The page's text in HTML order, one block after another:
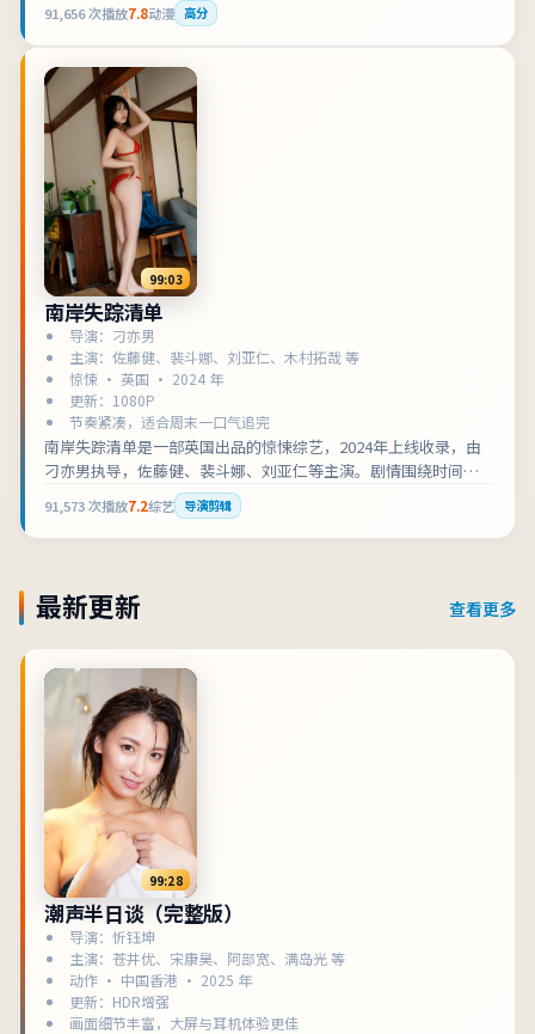
索「美国科幻」「动漫在线观看」的观众收藏补片。影片兼顾叙
91,656次播放7.8动漫 高分
99:03
南岸失踪清单
导演：刁亦男
主演：佐藤健、裴斗娜、刘亚仁、木村拓哉 等
惊悚 · 英国 · 2024 年
更新：1080P
节奏紧凑，适合周末一口气追完
南岸失踪清单是一部英国出品的惊悚综艺，2024年上线收录，由
刁亦男执导，佐藤健、裴斗娜、刘亚仁等主演。剧情围绕时间线
反复交错，情绪在克制与爆发之间摇摆展开，适合检索「英国惊
悚」「综艺在线观看」的观众收藏补片。影片兼顾叙事张力与人
物刻画，可作为惊悚类型片单中的口碑之选。
91,573次播放7.2综艺 导演剪辑
最新更新 查看更多
99:28
潮声半日谈（完整版）
导演：忻钰坤
主演：苍井优、宋康昊、阿部宽、满岛光 等
动作 · 中国香港 · 2025 年
更新：HDR增强
画面细节丰富，大屏与耳机体验更佳